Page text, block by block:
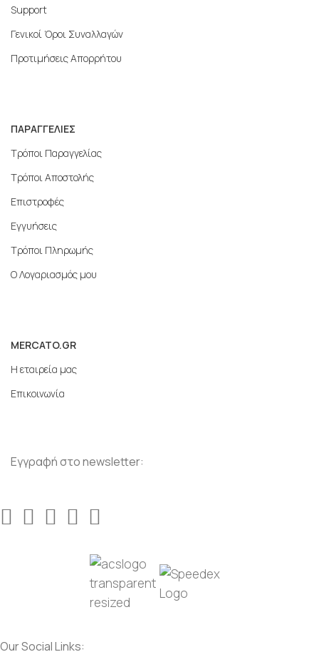
Support
Γενικοί Όροι Συναλλαγών
Προτιμήσεις Απορρήτου
ΠΑΡΑΓΓΕΛΙΕΣ
Τρόποι Παραγγελίας
Τρόποι Αποστολής
Επιστροφές
Εγγυήσεις
Τρόποι Πληρωμής
Ο Λογαριασμός μου
MERCATO.GR
Η εταιρεία μας
Επικοινωνία
Εγγραφή στο newsletter:
Our Social Links: